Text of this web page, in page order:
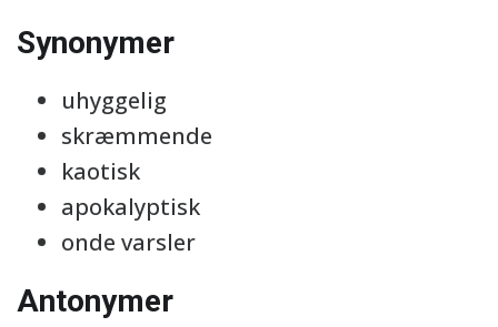
Synonymer
uhyggelig
skræmmende
kaotisk
apokalyptisk
onde varsler
Antonymer